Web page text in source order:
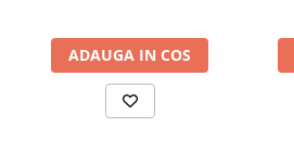
ADAUGA IN COS